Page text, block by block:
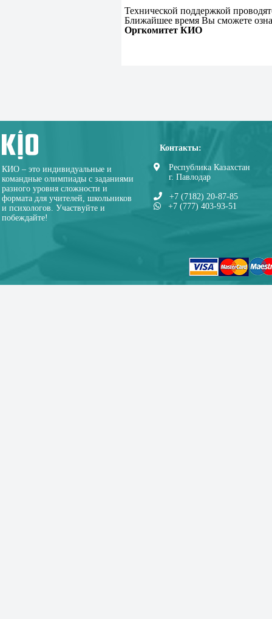
Технической поддержкой
Ближайшее время Вы сможете
Оргкомитет КИО
КИО – это индивидуальные и
командные олимпиады с заданиями
разного уровня сложности и
формата для учителей, школьников
и психологов. Участвуйте и
побеждайте!
Контакты:
Республика Казахстан
г. Павлодар
+7 (7182) 20-87-85
+7 (777) 403-93-51